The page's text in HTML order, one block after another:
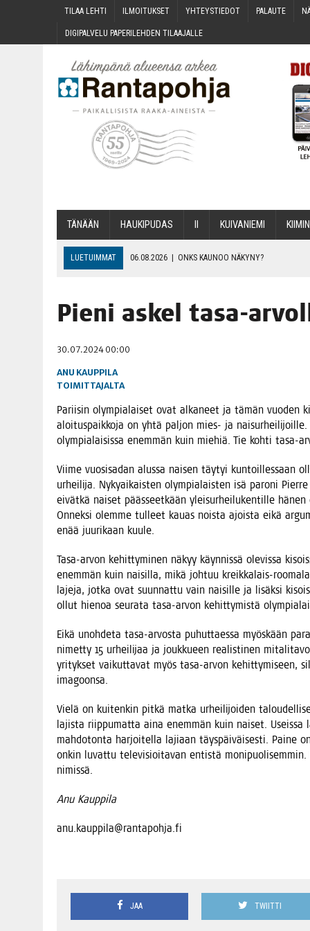
TILAA LEH­TI ILMOI­TUK­SET YHTEYS­TIE­DOT PALAU­TE
DIGI­PAL­VE­LU PAPE­RI­LEH­DEN TILAAJALLE
TÄNÄÄN HAU­KI­PU­DAS KUI­VA­NIE­MI
LUETUIMMAT 06.08.2026 | ONKS KAU­NOO NÄKYNY?
06.08.2026 | OPIN­TOI­HIN KAN­SA­LAIS­OPIS­TOS­SA VOI SAA­DA
06.08.2026 | KII­MIN­KI­PÄI­VÄT JÄR­JES­TE­TÄÄN PERIN­TEI­TÄ
Pie­ni askel tasa-
30.07.2024 00:00
ANU KAUPPILA
TOIMITTAJALTA
Parii­sin olym­pia­lai­set ovat alka­neet ja tämän vuo­den
aloi­tus­paik­ko­ja on yhtä pal­jon mies- ja
olym­pia­lai­sis­sa enem­män kuin mie­hiä. Tie koh­ti tasa-
Vii­me vuo­si­sa­dan alus­sa nai­sen täy­tyi kun­toil­les­saan
urhei­li­ja. Nyky­ai­kais­ten olym­pia­lais­ten isä paro­ni
eivät­kä nai­set pääs­seet­kään ylei­sur­hei­lu­ken­til­le
Onnek­si olem­me tul­leet kau­as nois­ta ajois­ta eikä
enää juu­ri­kaan kuule.
Tasa-arvon kehit­ty­mi­nen näkyy käyn­nis­sä ole­vis­sa
enem­män kuin nai­sil­la, mikä joh­tuu kreik­ka­lais-
laje­ja, jot­ka ovat suun­nat­tu vain nai­sil­le ja lisäk­si
ollut hie­noa seu­ra­ta tasa-arvon kehit­ty­mis­tä
Eikä unoh­de­ta tasa-arvos­ta puhut­taes­sa myös­kään
nimet­ty 15 urhei­li­jaa ja jouk­ku­een rea­lis­ti­nen
yri­tyk­set vai­kut­ta­vat myös tasa-arvon kehit­ty­mi­seen,
imagoonsa.
Vie­lä on kui­ten­kin pit­kä mat­ka urhei­li­joi­den
lajis­ta riip­pu­mat­ta aina enem­män kuin nai­set.
mah­do­ton­ta har­joi­tel­la laji­aan täys­päi­väi­ses­ti. Pai­ne
onkin luvat­tu tele­vi­sioi­ta­van entis­tä
nimissä.
Anu Kaup­pi­la
anu.kauppila@rantapohja.fi
JAA TWIITTI